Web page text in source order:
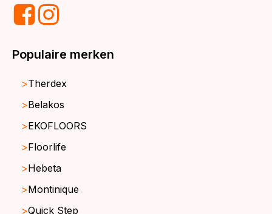
Populaire merken
Therdex
Belakos
EKOFLOORS
Floorlife
Hebeta
Montinique
Quick Step